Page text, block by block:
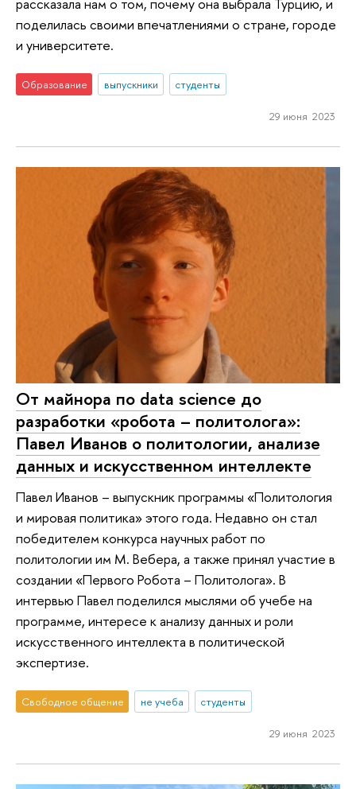
рассказала нам о том, почему она выбрала Турцию, и
поделилась своими впечатлениями о стране, городе
и университете.
Образование выпускники студенты
29 июня 2023
От майнора по data science до
разработки «робота – политолога»:
Павел Иванов о политологии, анализе
данных и искусственном интеллекте
Павел Иванов – выпускник программы «Политология
и мировая политика» этого года. Недавно он стал
победителем конкурса научных работ по
политологии им М. Вебера, а также принял участие в
создании «Первого Робота – Политолога». В
интервью Павел поделился мыслями об учебе на
программе, интересе к анализу данных и роли
искусственного интеллекта в политической
экспертизе.
Свободное общение не учеба студенты
29 июня 2023